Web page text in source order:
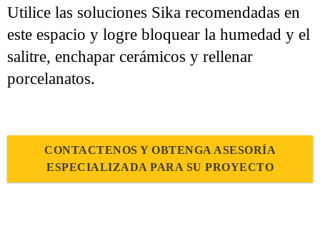
Utilice las soluciones Sika recomendadas en
este espacio y logre bloquear la humedad y el
salitre, enchapar cerámicos y rellenar
porcelanatos.
CONTACTENOS Y OBTENGA ASESORÍA
ESPECIALIZADA PARA SU PROYECTO